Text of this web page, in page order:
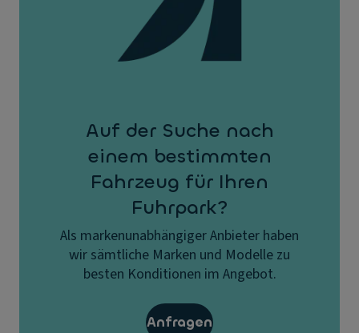
Auf der Suche nach
einem bestimmten
Fahrzeug für Ihren
Fuhrpark?
Als markenunabhängiger Anbieter haben
wir sämtliche Marken und Modelle zu
besten Konditionen im Angebot.
Anfragen